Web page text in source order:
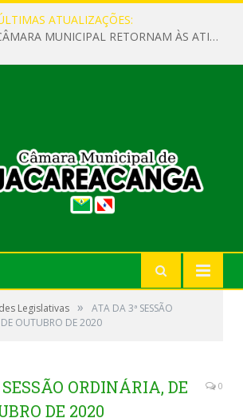
ATUALIZAÇÕES:
SERVIDORES DA CÂMARA MUNICIPAL RETORNAM ÀS ATIVIDADES APÓS O RECESSO PARLAMENTAR
Legislativas »
ATA DA 3ª SESSÃO
OUTUBRO DE 2020
ORDINÁRIA, DE
DE 2020
0